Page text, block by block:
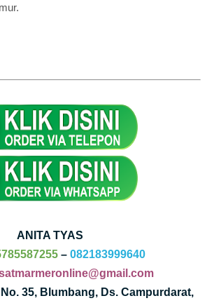
ANITA TYAS
–082183999640
35, Blumbang, Ds. Campurdarat,